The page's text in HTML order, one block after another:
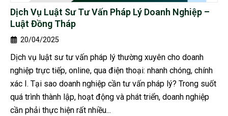
Dịch Vụ Luật Sư Tư Vấn Pháp Lý Doanh Nghiệp –
Luật Đồng Tháp
20/04/2025
Dịch vụ luật sư tư vấn pháp lý thường xuyên cho doanh
nghiệp trực tiếp, online, qua điện thoại: nhanh chóng, chính
xác I. Tại sao doanh nghiệp cần tư vấn pháp lý? Trong suốt
quá trình thành lập, hoạt động và phát triển, doanh nghiệp
cần phải thực hiện rất nhiều...